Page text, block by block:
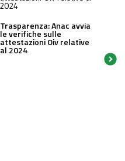
Trasparenza: Anac avvia
le verifiche sulle
attestazioni Oiv relative
al 2024